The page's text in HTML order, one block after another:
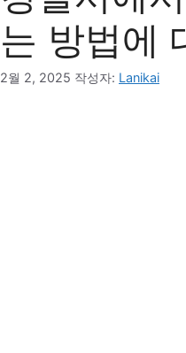
는 방법에
2월 2, 2025 작성자: Lanikai